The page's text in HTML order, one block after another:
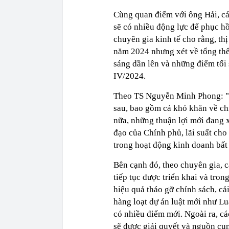
Cùng quan điểm với ông Hải,
sẽ có nhiều động lực để phục
chuyên gia kinh tế cho rằng,
năm 2024 nhưng xét về tổng
sáng dần lên và những điểm
IV/2024.
Theo TS Nguyễn Minh Phong:
sau, bao gồm cả khó khăn về
nữa, những thuận lợi mới đang
đạo của Chính phủ, lãi suất
trong hoạt động kinh doanh
Bên cạnh đó, theo chuyên gia,
tiếp tục được triển khai và
hiệu quả tháo gỡ chính sách,
hàng loạt dự án luật mới như
có nhiều điểm mới. Ngoài ra,
sẽ được giải quyết và nguồn